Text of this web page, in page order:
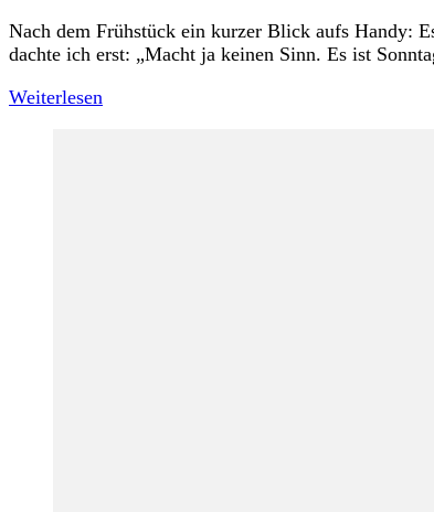
Nach dem Frühstück ein kurzer Blick aufs Handy:
dachte ich erst: „Macht ja keinen Sinn. Es ist
Weiterlesen